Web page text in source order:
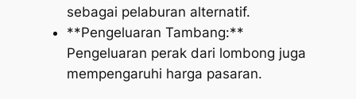
sebagai pelaburan alternatif.
**Pengeluaran Tambang:**
Pengeluaran perak dari lombong juga
mempengaruhi harga pasaran.